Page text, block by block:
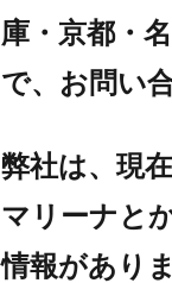
庫・京都・
で、お問い
弊社は、現
マリーナと
情報があり